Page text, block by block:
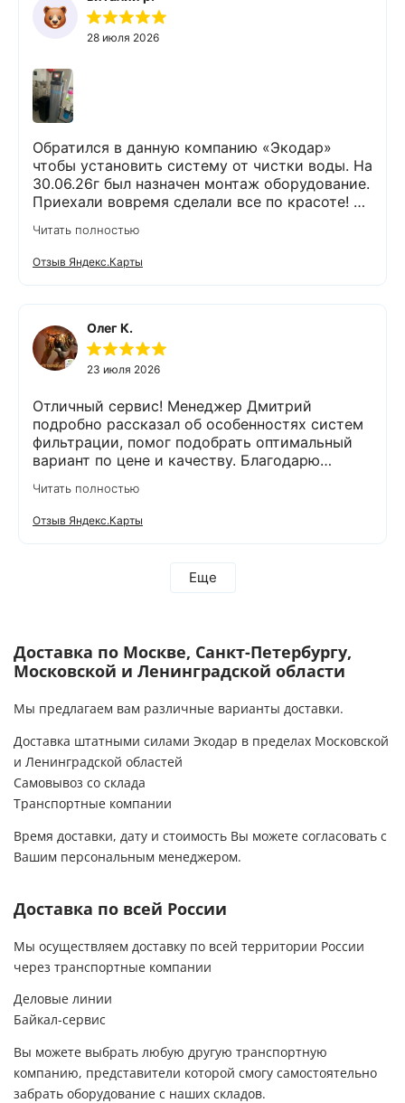
28 июля 2026
Обратился в данную компанию «Экодар»
чтобы установить систему от чистки воды. На
30.06.26г был назначен монтаж оборудование.
Приехали вовремя сделали все по красоте! Я
Читать полностью
Отзыв Яндекс.Карты
Олег К.
23 июля 2026
Отличный сервис! Менеджер Дмитрий
подробно рассказал об особенностях систем
фильтрации, помог подобрать оптимальный
вариант по цене и качеству. Благодарю
отдельную благодарность менеджеру
Дмитрию и сотруднику, проводящему монтаж
Александру. Грамотно проконсультировали,
оперативно провели анализ воды и
установили оборудование. Еще раз
благодарим за проделанную работу! Остались
Читать полностью
Отзыв Яндекс.Карты
Еще
Доставка по Москве, Санкт-Петербургу,
Московской и Ленинградской области
Мы предлагаем вам различные варианты доставки.
Доставка штатными силами Экодар в пределах Московской
и Ленинградской областей
Самовывоз со склада
Транспортные компании
Время доставки, дату и стоимость Вы можете согласовать с
Вашим персональным менеджером.
Доставка по всей России
Мы осуществляем доставку по всей территории России
через транспортные компании
Деловые линии
Байкал-сервис
Вы можете выбрать любую другую транспортную
компанию, представители которой смогу самостоятельно
забрать оборудование с наших складов.